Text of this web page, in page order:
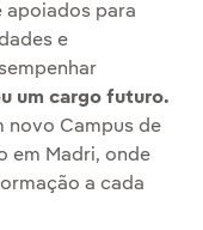
apoiados para
e
um cargo futuro.
novo Campus de
em Madri, onde
a cada